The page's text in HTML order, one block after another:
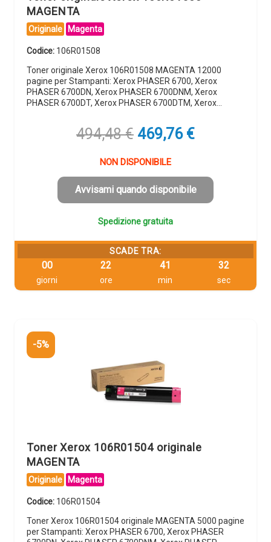
MAGENTA
Originale Magenta
Codice: 106R01508
Toner originale Xerox 106R01508 MAGENTA 12000
pagine per Stampanti: Xerox PHASER 6700, Xerox
PHASER 6700DN, Xerox PHASER 6700DNM, Xerox
PHASER 6700DT, Xerox PHASER 6700DTM, Xerox…
494,48€ Il
originale
era:
494,48 €.
469,76 €Il
è:
469,76 €.
NON DISPONIBILE
Avvisami quando disponibile
Spedizione gratuita
SCADE TRA:
00
giorni
22
ore
41
min
31
sec
-5%
Toner Xerox 106R01504 originale
MAGENTA
Originale Magenta
Codice: 106R01504
Toner Xerox 106R01504 originale MAGENTA 5000 pagine
per Stampanti: Xerox PHASER 6700, Xerox PHASER